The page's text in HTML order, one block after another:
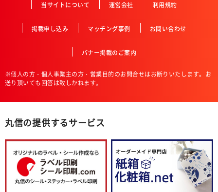
当サイトについて 運営会社 利用規約
掲載申し込み マッチング事例 お問い合わせ
バナー掲載のご案内
※個人の方・個人事業主の方・営業目的のお問合せはお断りいたします。お
送り頂いても回答は致しかねます。
丸信の提供するサービス